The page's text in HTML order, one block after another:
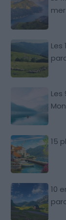
Les
15
10